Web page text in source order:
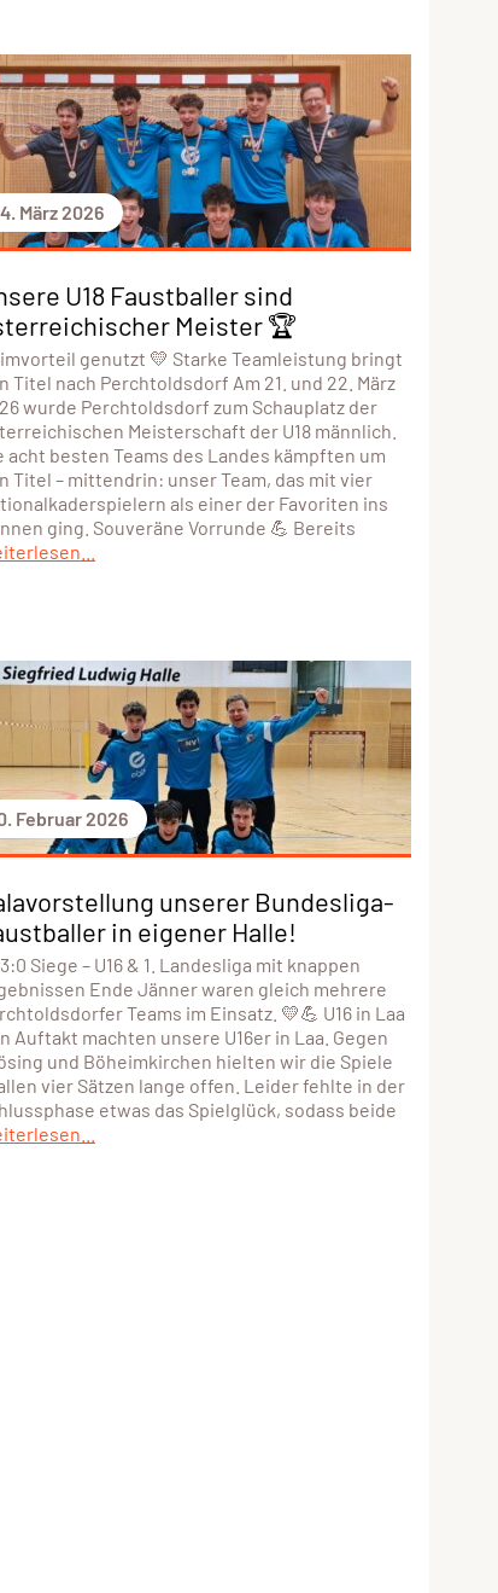
März 2026
U18 Faustballer sind
Meister 🏆
genutzt 💛 Starke Teamleistung bringt
Titel nach Perchtoldsdorf Am 21. und 22. März
wurde Perchtoldsdorf zum Schauplatz der
Meisterschaft der U18 männlich.
acht besten Teams des Landes kämpften um
Titel – mittendrin: unser Team, das mit vier
als einer der Favoriten ins
ging. Souveräne Vorrunde 💪 Bereits
Februar 2026
unserer Bundesliga-
in eigener Halle!
Siege – U16 & 1. Landesliga mit knappen
Ende Jänner waren gleich mehrere
Teams im Einsatz. 💛💪 U16 in Laa
Auftakt machten unsere U16er in Laa. Gegen
und Böheimkirchen hielten wir die Spiele
vier Sätzen lange offen. Leider fehlte in der
etwas das Spielglück, sodass beide